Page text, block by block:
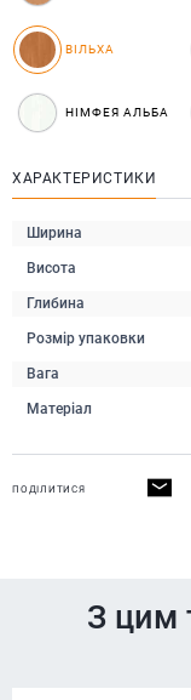
ВІЛЬХА
НІМФЕЯ АЛЬБА
ХАРАКТЕРИСТИКИ
Ширина
Висота
Глибина
Розмір упаковки
Вага
Матеріал
ПОДІЛИТИСЯ
З цим